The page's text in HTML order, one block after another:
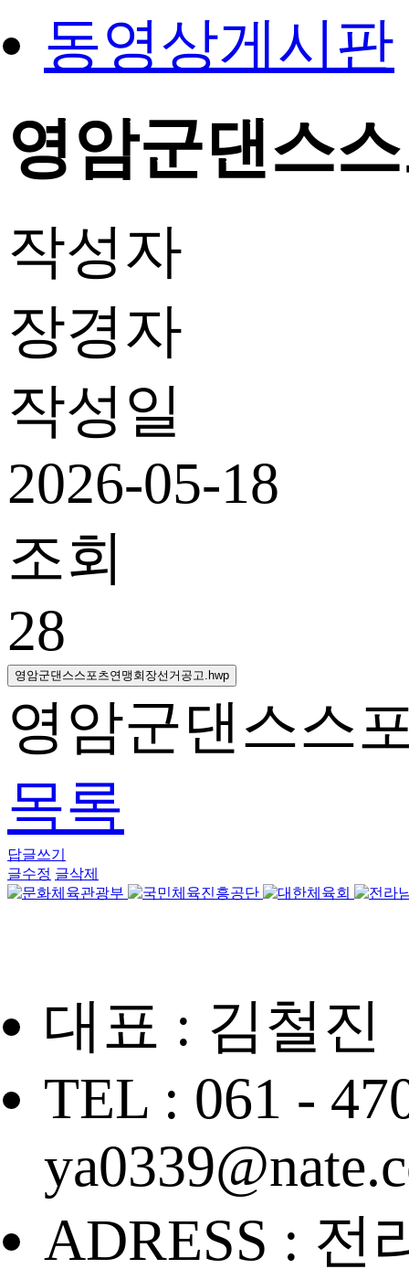
동영상게시판
영암군댄스
작성자
장경자
작성일
2026-05-18
조회
28
영암군댄스스포츠연맹회장선거공고.hwp
영암군댄스스
목록
답글쓰기
글수정 글삭제
대표 : 김철진
TEL : 061 -
ADRESS : 전